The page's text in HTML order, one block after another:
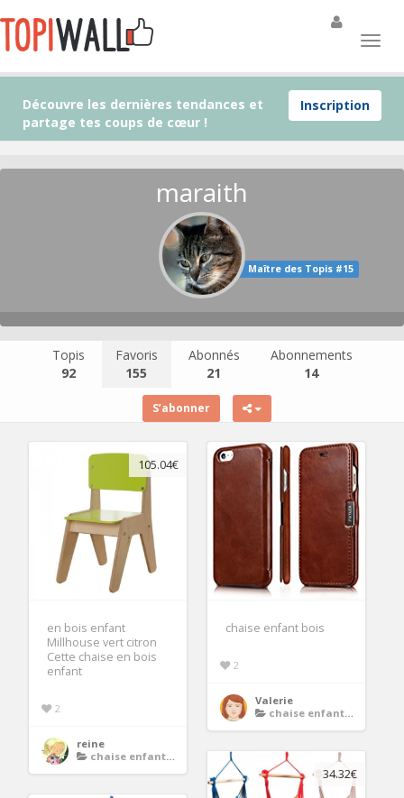
Inscription
Découvre les dernières tendances et
partage tes coups de cœur !
maraith
Maître des Topis #15
Topis
92
Favoris
155
Abonnés
21
Abonnements
14
S’abonner
105.04€
en bois enfant
Millhouse vert citron
Cette chaise en bois
enfant
2
reine
chaise enfant bois
chaise enfant bois
2
Valerie
chaise enfant bois
34.32€